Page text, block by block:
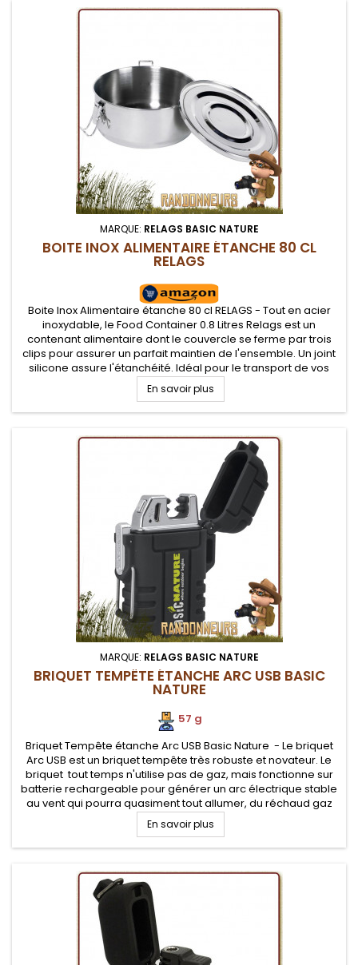
MARQUE: RELAGS BASIC NATURE
BOITE INOX ALIMENTAIRE ÉTANCHE 80 CL
RELAGS
Boite Inox Alimentaire étanche 80 cl RELAGS - Tout en acier
inoxydable, le Food Container 0.8 Litres Relags est un
contenant alimentaire dont le couvercle se ferme par trois
clips pour assurer un parfait maintien de l'ensemble. Un joint
silicone assure l'étanchéité. Idéal pour le transport de vos
aliments et autres matériels de randonnée, pêche et survie.
En savoir plus
MARQUE: RELAGS BASIC NATURE
BRIQUET TEMPÊTE ÉTANCHE ARC USB BASIC
NATURE
57 g
Briquet Tempête étanche Arc USB Basic Nature - Le briquet
Arc USB est un briquet tempête très robuste et novateur. Le
briquet tout temps n'utilise pas de gaz, mais fonctionne sur
batterie rechargeable pour générer un arc électrique stable
au vent qui pourra quasiment tout allumer, du réchaud gaz
au feu de camp
En savoir plus